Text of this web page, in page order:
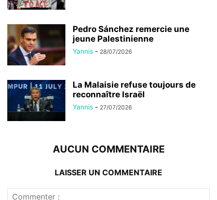
Pedro Sánchez remercie une
jeune Palestinienne
Yannis - 28/07/2026
La Malaisie refuse toujours de
reconnaître Israël
Yannis - 27/07/2026
AUCUN COMMENTAIRE
LAISSER UN COMMENTAIRE